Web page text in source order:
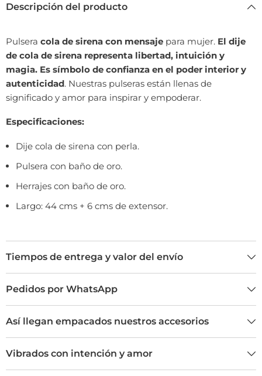
Descripción del producto
Pulsera cola de sirena con mensaje para mujer. El dije
de cola de sirena representa libertad, intuición y
magia. Es símbolo de confianza en el poder interior y
autenticidad. Nuestras pulseras están llenas de
significado y amor para inspirar y empoderar.
Especificaciones:
Dije cola de sirena con perla.
Pulsera con baño de oro.
Herrajes con baño de oro.
Largo: 44 cms + 6 cms de extensor.
Tiempos de entrega y valor del envío
Pedidos por WhatsApp
Así llegan empacados nuestros accesorios
Vibrados con intención y amor